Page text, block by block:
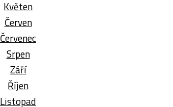
Květen
Červen
Červenec
Srpen
Září
Říjen
Listopad